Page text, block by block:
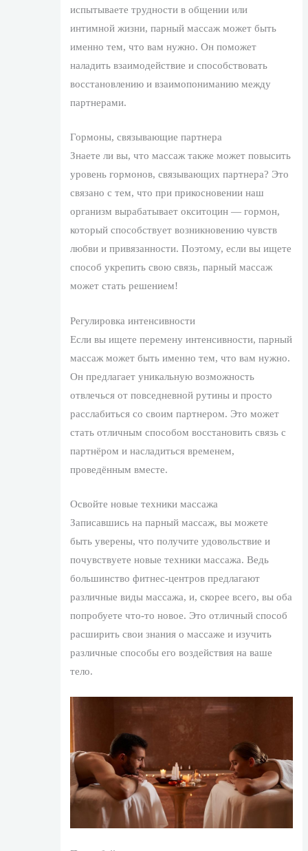
испытываете трудности в общении или
интимной жизни, парный массаж может быть
именно тем, что вам нужно. Он поможет
наладить взаимодействие и способствовать
восстановлению и взаимопониманию между
партнерами.
Гормоны, связывающие партнера
Знаете ли вы, что массаж также может повысить
уровень гормонов, связывающих партнера? Это
связано с тем, что при прикосновении наш
организм вырабатывает окситоцин — гормон,
который способствует возникновению чувств
любви и привязанности. Поэтому, если вы ищете
способ укрепить свою связь, парный массаж
может стать решением!
Регулировка интенсивности
Если вы ищете перемену интенсивности, парный
массаж может быть именно тем, что вам нужно.
Он предлагает уникальную возможность
отвлечься от повседневной рутины и просто
расслабиться со своим партнером. Это может
стать отличным способом восстановить связь с
партнёром и насладиться временем,
проведённым вместе.
Освойте новые техники массажа
Записавшись на парный массаж, вы можете
быть уверены, что получите удовольствие и
почувствуете новые техники массажа. Ведь
большинство фитнес-центров предлагают
различные виды массажа, и, скорее всего, вы оба
попробуете что-то новое. Это отличный способ
расширить свои знания о массаже и изучить
различные способы его воздействия на ваше
тело.